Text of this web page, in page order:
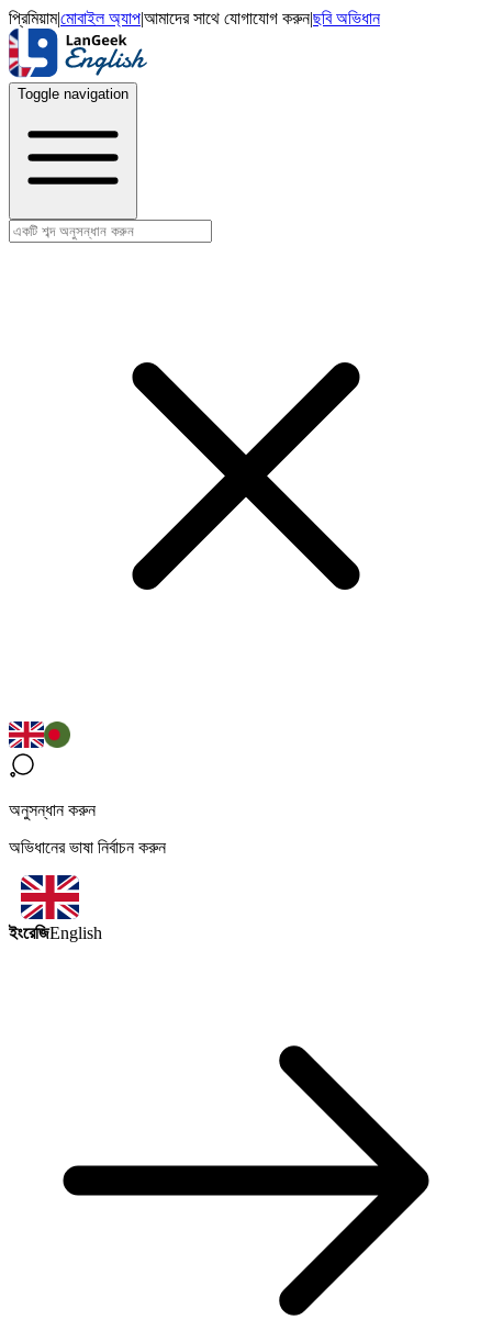
প্রিমিয়াম|মোবাইল অ্যাপ|আমাদের সাথে যোগাযোগ করুন|ছবি অভিধান
Toggle navigation
অনুসন্ধান করুন
অভিধানের ভাষা নির্বাচন করুন
ইংরেজিEnglish